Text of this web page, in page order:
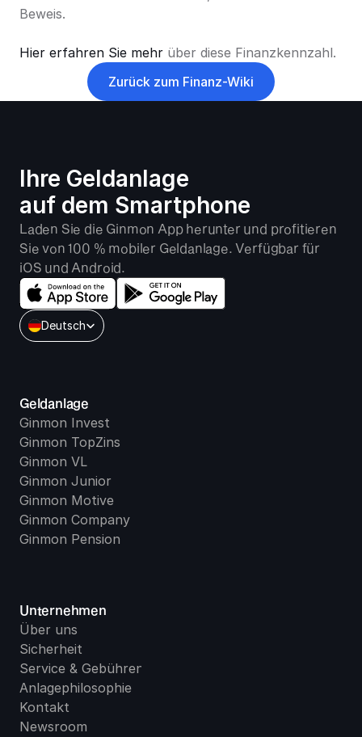
Beweis.
Hier erfahren Sie mehr über diese Finanzkennzahl.
Zurück zum Finanz-Wiki
Ihre Geldanlage
auf dem Smartphone
Laden Sie die Ginmon App herunter und profitieren
Sie von 100 % mobiler Geldanlage. Verfügbar für
iOS und Android.
Select Language
Deutsch
Geldanlage
Ginmon Invest
Ginmon TopZins
Ginmon VL
Ginmon Junior
Ginmon Motive
Ginmon Company
Ginmon Pension
Unternehmen
Über uns
Sicherheit
Service & Gebühren
Anlagephilosophie
Kontakt
Newsroom